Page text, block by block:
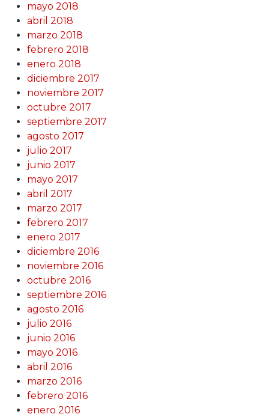
mayo 2018
abril 2018
marzo 2018
febrero 2018
enero 2018
diciembre 2017
noviembre 2017
octubre 2017
septiembre 2017
agosto 2017
julio 2017
junio 2017
mayo 2017
abril 2017
marzo 2017
febrero 2017
enero 2017
diciembre 2016
noviembre 2016
octubre 2016
septiembre 2016
agosto 2016
julio 2016
junio 2016
mayo 2016
abril 2016
marzo 2016
febrero 2016
enero 2016